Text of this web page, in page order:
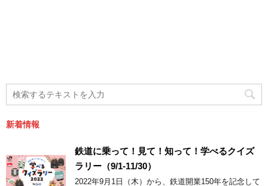
新着情報
鉄道に乗って！見て！知って！学べるクイズ
ラリー（9/1-11/30）
2022年9月1日（木）から、鉄道開業150年を記念して